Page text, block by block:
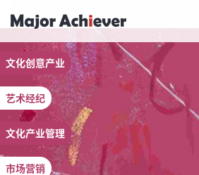
文化创意产业
艺术经纪
文化产业管理
市场营销